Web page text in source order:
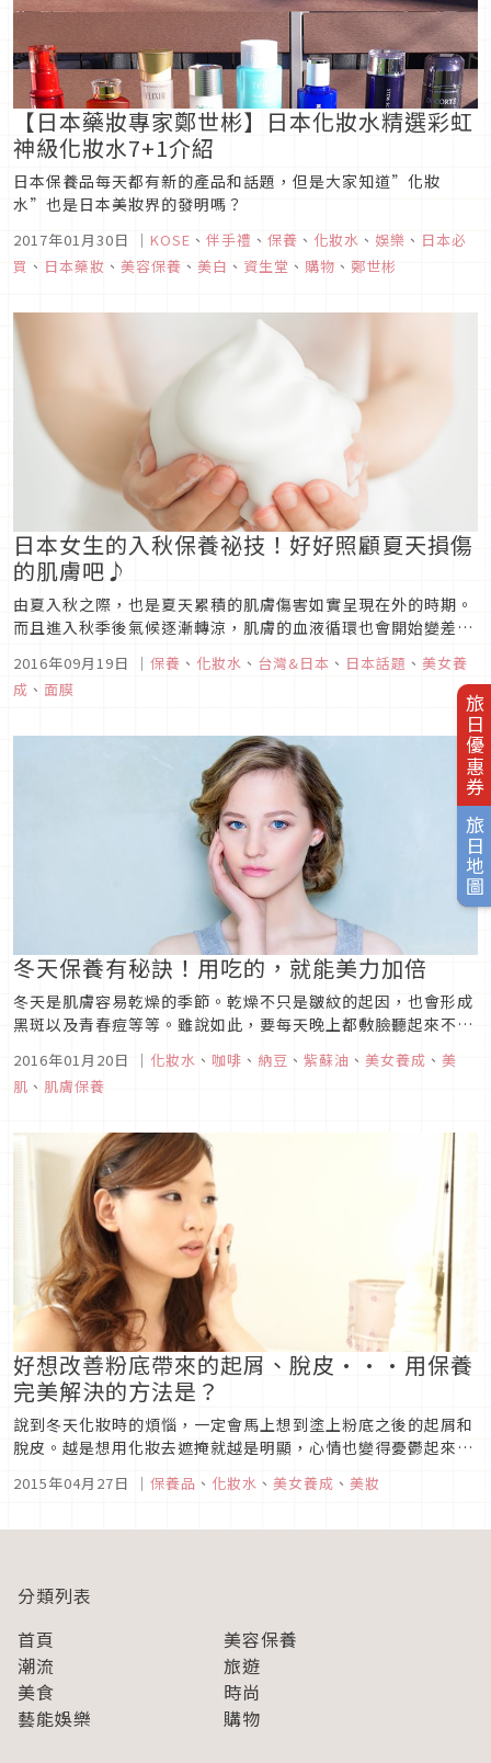
旅日優惠券
旅日地圖
【日本藥妝專家鄭世彬】日本化妝水精選彩虹
神級化妝水7+1介紹
日本保養品每天都有新的產品和話題，但是大家知道”化妝
水”也是日本美妝界的發明嗎？
2017年01月30日 ｜ KOSE 、 伴手禮 、 保養 、 化妝水 、 娛樂 、 日本必
買 、 日本藥妝 、 美容保養 、 美白 、 資生堂 、 購物 、 鄭世彬
日本女生的入秋保養祕技！好好照顧夏天損傷
的肌膚吧♪
由夏入秋之際，也是夏天累積的肌膚傷害如實呈現在外的時期。
而且進入秋季後氣候逐漸轉涼，肌膚的血液循環也會開始變差。
該怎麼做好肌膚保養呢？ 以下介紹三種保養的方法。
2016年09月19日 ｜ 保養 、 化妝水 、 台灣&日本 、 日本話題 、 美女養
成 、 面膜
冬天保養有秘訣！用吃的，就能美力加倍
冬天是肌膚容易乾燥的季節。乾燥不只是皺紋的起因，也會形成
黑斑以及青春痘等等。雖說如此，要每天晚上都敷臉聽起來不太
續下去美容美肌，必須要符合她們的生活習慣才行。到底是有什
麼好方法呢？
2016年01月20日 ｜ 化妝水 、 咖啡 、 納豆 、 紫蘇油 、 美女養成 、 美
肌 、 肌膚保養
好想改善粉底帶來的起屑、脫皮···用保養
完美解決的方法是？
說到冬天化妝時的煩惱，一定會馬上想到塗上粉底之後的起屑和
脫皮。越是想用化妝去遮掩就越是明顯，心情也變得憂鬱起來。
一定很想要將肌膚調整至最佳狀態，順利解決起屑和脫皮問題
2015年04月27日 ｜ 保養品 、 化妝水 、 美女養成 、 美妝
分類列表
首頁
美容保養
潮流
旅遊
美食
時尚
藝能娛樂
購物